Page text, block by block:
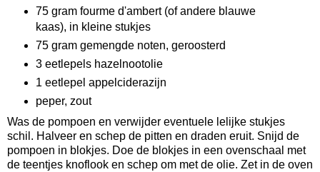
75 gram fourme d'ambert (of andere blauwe
kaas), in kleine stukjes
75 gram gemengde noten, geroosterd
3 eetlepels hazelnootolie
1 eetlepel appelciderazijn
peper, zout
Was de pompoen en verwijder eventuele lelijke stukjes
schil. Halveer en schep de pitten en draden eruit. Snijd de
pompoen in blokjes. Doe de blokjes in een ovenschaal met
de teentjes knoflook en schep om met de olie. Zet in de oven